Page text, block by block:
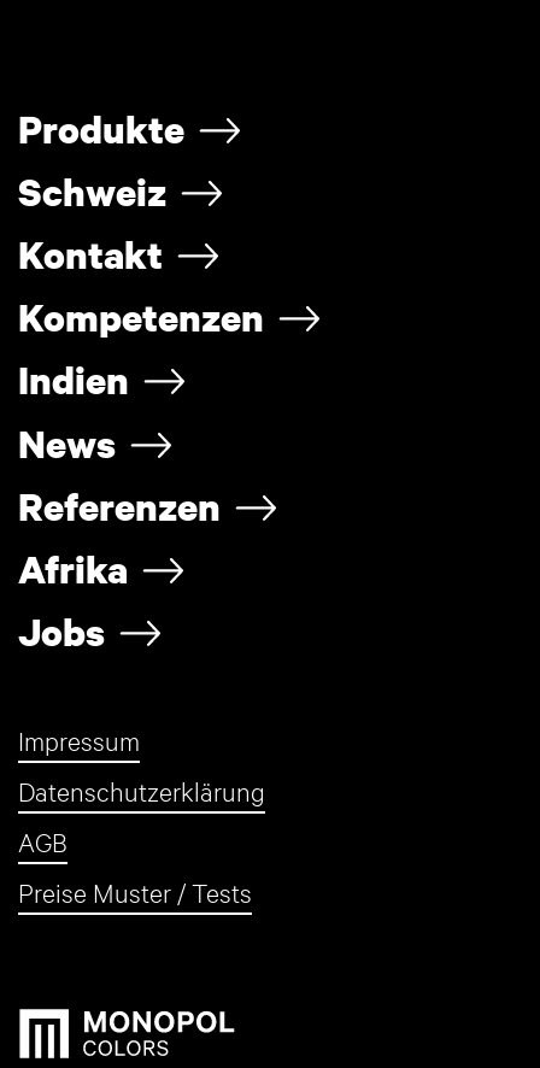
Produkte
Schweiz
Kontakt
Kompetenzen
Indien
News
Referenzen
Afrika
Jobs
Impressum
Datenschutzerklärung
AGB
Preise Muster / Tests